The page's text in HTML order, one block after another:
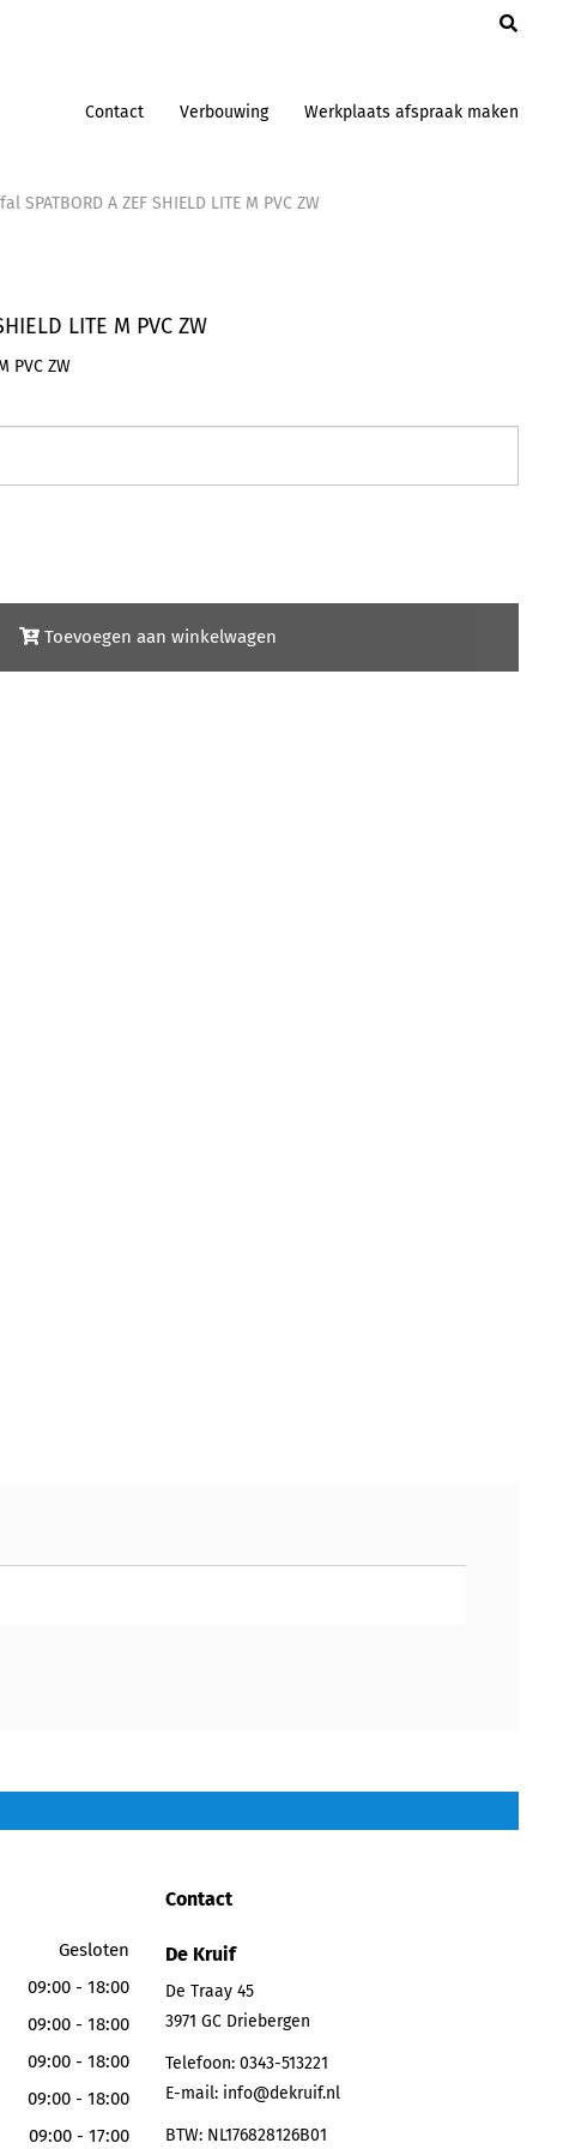
Contact Verbouwing Werkplaats afspraak maken
SPATBORD A ZEF SHIELD LITE M PVC ZW
LITE M PVC ZW
PVC ZW
Toevoegen aan winkelwagen
Gesloten
09:00 - 18:00
09:00 - 18:00
09:00 - 18:00
09:00 - 18:00
09:00 - 17:00
Contact
De Kruif
De Traay 45
3971 GC Driebergen
Telefoon: 0343-513221
E-mail: info@dekruif.nl
BTW: NL176828126B01